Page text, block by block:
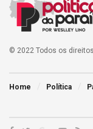
© 2022 Todos os
Home Política